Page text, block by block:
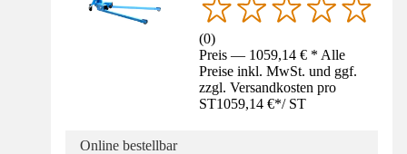
(0)
Preis — 1059,14 € * Alle
Preise inkl. MwSt. und ggf.
zzgl. Versandkosten pro
ST1059,14 €*/ ST
Online bestellbar